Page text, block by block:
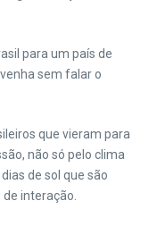
para um país de
sem falar o
que vieram para
não só pelo clima
de sol que são
interação.